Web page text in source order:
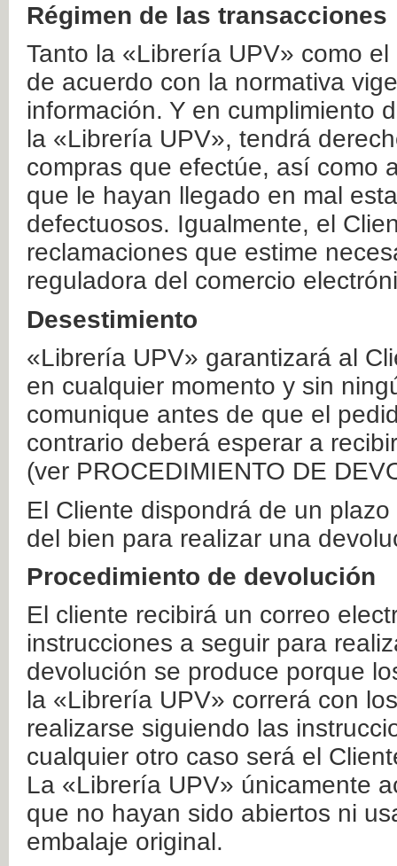
Régimen de las transacciones
Tanto la «Librería UPV» como
de acuerdo con la normativa
información. Y en cumplimiento
la «Librería UPV», tendrá
compras que efectúe, así como
que le hayan llegado en mal
defectuosos. Igualmente, el
reclamaciones que estime
reguladora del comercio
Desestimiento
«Librería UPV» garantizará al
en cualquier momento y sin
comunique antes de que el
contrario deberá esperar a
(ver PROCEDIMIENTO DE
El Cliente dispondrá de un
del bien para realizar una
Procedimiento de devolución
El cliente recibirá un correo
instrucciones a seguir para
devolución se produce porque
la «Librería UPV» correrá con
realizarse siguiendo las
cualquier otro caso será el
La «Librería UPV» únicamente
que no hayan sido abiertos ni
embalaje original.